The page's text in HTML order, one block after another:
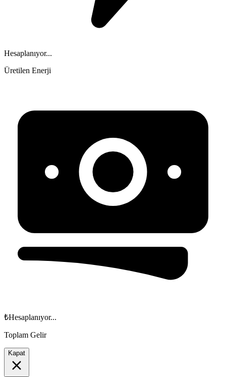
Hesaplanıyor...
Üretilen Enerji
₺Hesaplanıyor...
Toplam Gelir
Kapat